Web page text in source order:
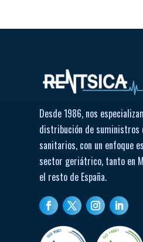
Desde 1986, nos
distribución de suministros
sanitarios, con un enfoque
sector geriátrico, tanto en
el resto de España.